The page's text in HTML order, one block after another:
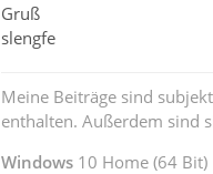
Gruß
slengfe
Meine Beiträge sind
enthalten. Außerdem sind
Windows10 Home (64 Bit)